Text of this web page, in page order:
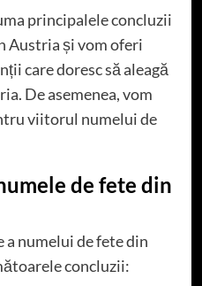
principalele concluzii
Austria și vom oferi
care doresc să aleagă
De asemenea, vom
viitorul numelui de
de fete din
numelui de fete din
concluzii: